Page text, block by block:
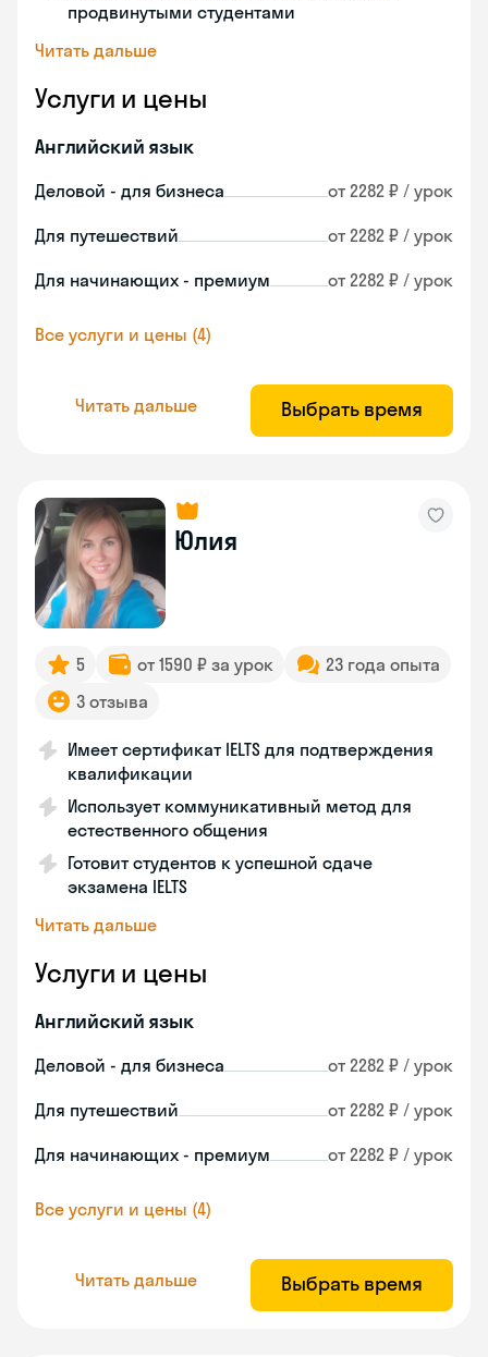
продвинутыми студентами
Читать дальше
Услуги и цены
Английский язык
Деловой - для бизнеса от 2282 ₽ / урок
Для путешествий от 2282 ₽ / урок
Для начинающих - премиум от 2282 ₽ / урок
Все услуги и цены (4)
Читать дальше Выбрать время
Юлия
5 от 1590 ₽ за урок
23 года опыта
3 отзыва
Имеет сертификат IELTS для подтверждения
квалификации
Использует коммуникативный метод для
естественного общения
Готовит студентов к успешной сдаче
экзамена IELTS
Читать дальше
Услуги и цены
Английский язык
Деловой - для бизнеса от 2282 ₽ / урок
Для путешествий от 2282 ₽ / урок
Для начинающих - премиум от 2282 ₽ / урок
Все услуги и цены (4)
Читать дальше Выбрать время